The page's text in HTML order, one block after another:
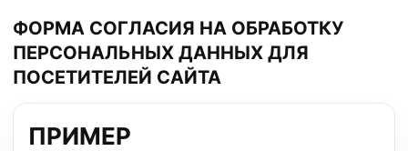
ФОРМА СОГЛАСИЯ НА ОБРАБОТКУ
ПЕРСОНАЛЬНЫХ ДАННЫХ ДЛЯ
ПОСЕТИТЕЛЕЙ САЙТА
ПРИМЕР